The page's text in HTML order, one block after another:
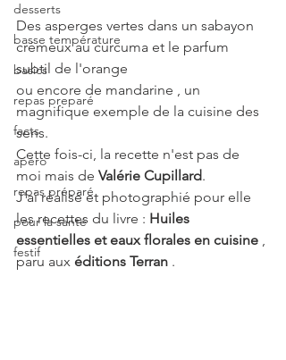
desserts
basse température
basics
repas preparé
facts
apéro
repas préparé
pour la santé
festif
Des asperges vertes dans un sabayon
crémeux au curcuma et le parfum
subtil de l'orange
ou encore de mandarine , un
magnifique exemple de la cuisine des
sens.
Cette fois-ci, la recette n'est pas de
moi mais de Valérie Cupillard.
J'ai réalisé et photographié pour elle
les recettes du livre : Huiles
essentielles et eaux florales en cuisine ,
paru aux éditions Terran .